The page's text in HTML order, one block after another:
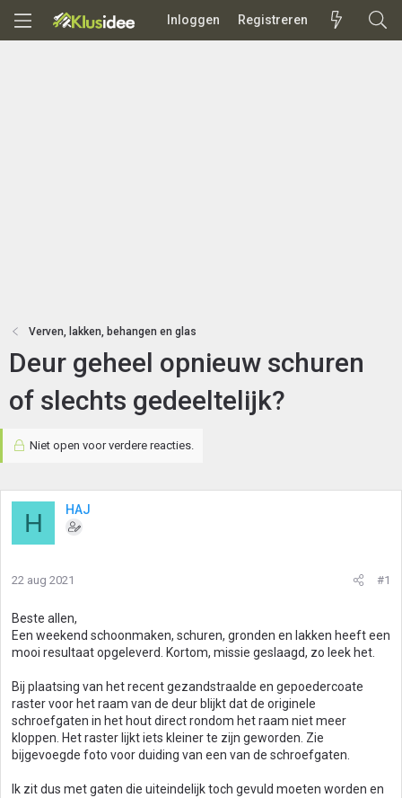
Inloggen Registreren
Verven, lakken, behangen en glas
Deur geheel opnieuw schuren
of slechts gedeeltelijk?
Niet open voor verdere reacties.
H HAJ
22 aug 2021 #1
Beste allen,
Een weekend schoonmaken, schuren, gronden en lakken heeft een
mooi resultaat opgeleverd. Kortom, missie geslaagd, zo leek het.
Bij plaatsing van het recent gezandstraalde en gepoedercoate
raster voor het raam van de deur blijkt dat de originele
schroefgaten in het hout direct rondom het raam niet meer
kloppen. Het raster lijkt iets kleiner te zijn geworden. Zie
bijgevoegde foto voor duiding van een van de schroefgaten.
Ik zit dus met gaten die uiteindelijk toch gevuld moeten worden en